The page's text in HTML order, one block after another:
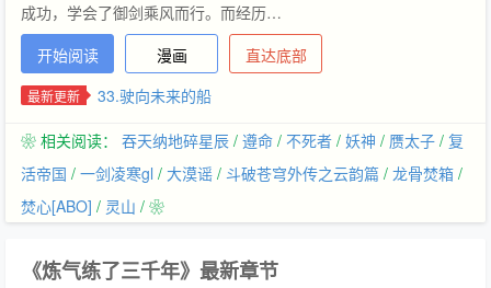
成功，学会了御剑乘风而行。而经历…
开始阅读
漫画 直达底部
最新更新 33.驶向未来的船
❀ 相关阅读： 吞天纳地碎星辰 / 遵命 / 不死者 / 妖神 / 赝太子 / 复
活帝国 / 一剑凌寒gl / 大漠谣 / 斗破苍穹外传之云韵篇 / 龙骨焚箱 /
焚心[ABO] / 灵山 / ❀
《炼气练了三千年》最新章节